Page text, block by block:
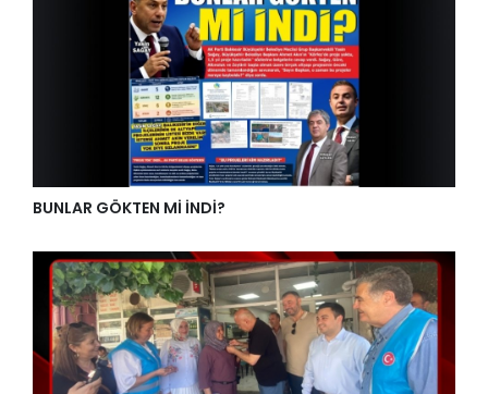
BUNLAR GÖKTEN Mİ İNDİ?